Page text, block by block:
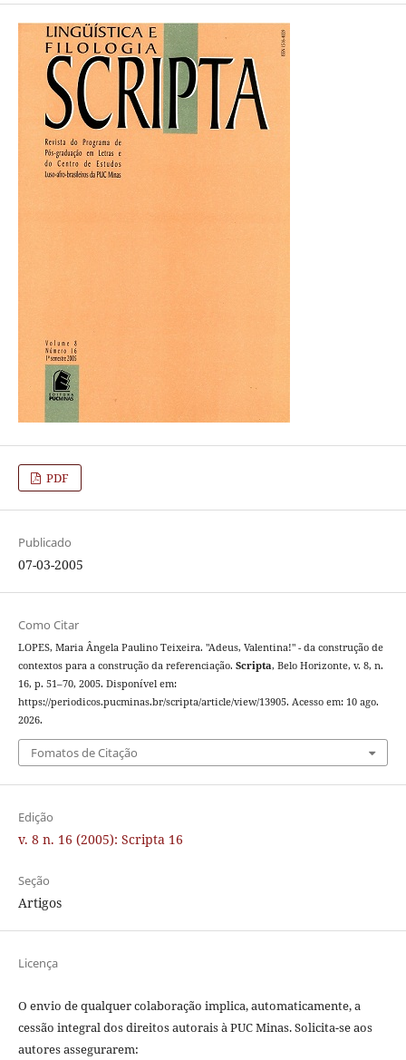
PDF
Publicado
07-03-2005
Como Citar
LOPES, Maria Ângela Paulino Teixeira. "Adeus, Valentina!" - da construção de
contextos para a construção da referenciação. Scripta, Belo Horizonte, v. 8, n.
16, p. 51–70, 2005. Disponível em:
https://periodicos.pucminas.br/scripta/article/view/13905. Acesso em: 10 ago.
2026.
Fomatos de Citação
Edição
v. 8 n. 16 (2005): Scripta 16
Seção
Artigos
Licença
O envio de qualquer colaboração implica, automaticamente, a
cessão integral dos direitos autorais à PUC Minas. Solicita-se aos
autores assegurarem: